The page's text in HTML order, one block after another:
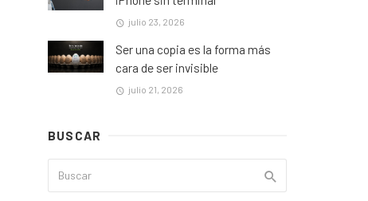
julio 23, 2026
Ser una copia es la forma más
cara de ser invisible
julio 21, 2026
BUSCAR